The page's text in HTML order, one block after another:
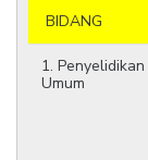
BIDANG
1. Penyelidikan
Umum